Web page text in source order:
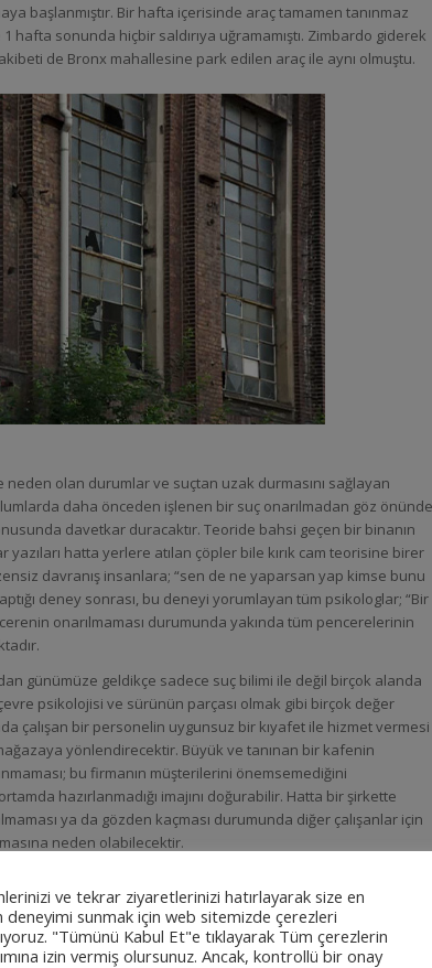
başlanmıştır. Bir hafta içerisinde araç tamamen tanınmaz
hafta sonunda hiçbir saldırıya uğramamıştı. Zimbardo giderek
akibeti de Bronx mahallesine park edilen araç ile aynı olmuştu.
neden olan durumlar ve suçtan uzak durmasını sağlayan
daha önceden işlenen bir suç onarılmadan göz önünde
davetkar duracaktır. Teoride bahsi geçen bir binanın
yazıları hatta yerlere atılan çöpler bile kırık cam teorisine birer
davranış insanlara; “sen de ne yaparsan yap kimse bunu
deney sonrası, bu deneyi yorumlayan tüm psikologlar; “Bir
onarılmaması durumunda yakında tüm pencerelerinin
günümüze geldikçe sadece suç bilimi ile değil birçok alanda
psikolojisi ve sürünün parçası olmak gibi birçok değer
çalışan bir personelin uygunsuz bir kıyafet ile hizmet vermesi
yönlendirecektir. Büyük ve tanınan bir kafenin
bu firmanın müşterilerini önemsemediğini
hazırlanmadığı imajını doğurabilir. Hatta bir şirkette
ya da gözden kaçması durumunda diğer çalışanlar için
neden olabilecektir.
ve tekrar ziyaretlerinizi hatırlayarak size en
deneyimi sunmak için web sitemizde çerezleri
"Tümünü Kabul Et"e tıklayarak Tüm çerezlerin
izin vermiş olursunuz. Ancak, kontrollü bir onay